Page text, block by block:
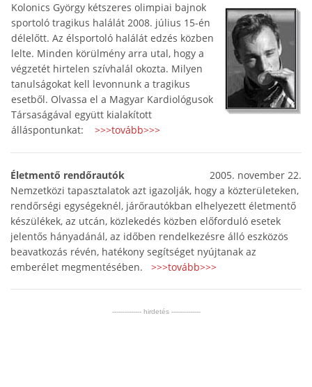
Kolonics György kétszeres olimpiai bajnok
sportoló tragikus halálát 2008. július 15-én
délelőtt. Az élsportoló halálát edzés közben
lelte. Minden körülmény arra utal, hogy a
végzetét hirtelen szívhalál okozta. Milyen
tanulságokat kell levonnunk a tragikus
esetből. Olvassa el a Magyar Kardiológusok
Társaságával együtt kialakított
álláspontunkat: >>>tovább>>>
Életmentő rendőrautók
2005. november 22.
Nemzetközi tapasztalatok azt igazolják, hogy a közterületeken,
rendőrségi egységeknél, járőrautókban elhelyezett életmentő
készülékek, az utcán, közlekedés közben előforduló esetek
jelentős hányadánál, az időben rendelkezésre álló eszközös
beavatkozás révén, hatékony segítséget nyújtanak az
emberélet megmentésében. >>>tovább>>>
-------------- hirdetés --------------